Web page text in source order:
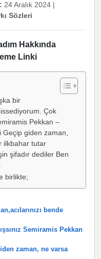
24 Aralık 2024 |
Sözleri
Hakkında
Linki
bir
Çok
Pekkan –
Geçip giden zaman,
ilkbahar tutar
şifadır dediler Ben
birlikte;
bende
Semiramis Pekkan
zaman, ne varsa